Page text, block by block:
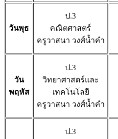
วันพุธ
ป.3
คณิตศาสตร์
ครูวาสนา วงศ์น้ำคำ
วัน
พฤหัส
ป.3
วิทยาศาสตร์และ
เทคโนโลยี
ครูวาสนา วงศ์น้ำคำ
ป.3